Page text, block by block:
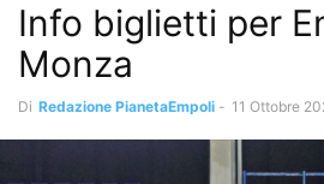
Info biglietti per
Monza
Di Redazione PianetaEmpoli - 11 Ottobre